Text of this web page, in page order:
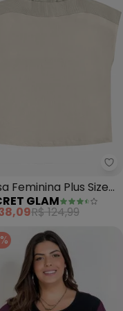
- Blusa (Preta) em
Feminina Plus Size
GLAM
R$ 124,99